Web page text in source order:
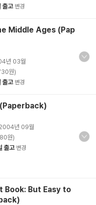
출고 변경
Middle Ages (Pap
년 03월
원)
출고 변경
년 09월
원)
출고 변경
Book: But Easy to